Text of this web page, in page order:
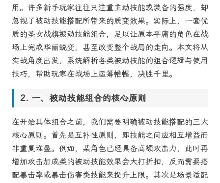
用。许多新手玩家往往只注重主动技能或装备的强度，却
忽视了被动技能搭配所带来的质变效果。实际上，一套优
质的圣女战旗被动技能组合，足以让原本平庸的角色在战
场上完成华丽蜕变，甚至改变整个战局的走向。本文将从
实战角度出发，系统解析各类被动技能的组合逻辑与使用
技巧，帮助玩家在战场上运筹帷幄，决胜千里。
一、被动技能组合的核心原则
在开始具体组合之前，我们需要明确被动技能搭配的三大
核心原则。首先是互补性原则，即技能之间应相互增益而
非重复堆叠。例如，某角色已经具备高额攻击力，此时再
增加攻击加成类的被动技能效果会大打折扣，反而需要搭
配暴击率或暴击伤害类技能来提升上限。其次是场景适配